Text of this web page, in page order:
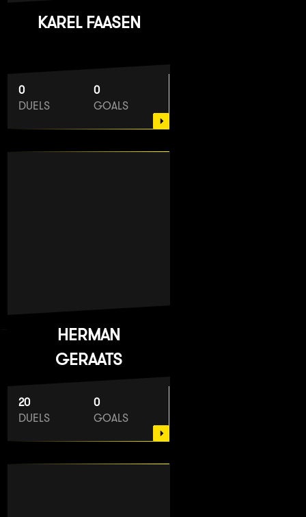
KAREL FAASEN
0
DUELS
0
GOALS
HERMAN
GERAATS
20
DUELS
0
GOALS